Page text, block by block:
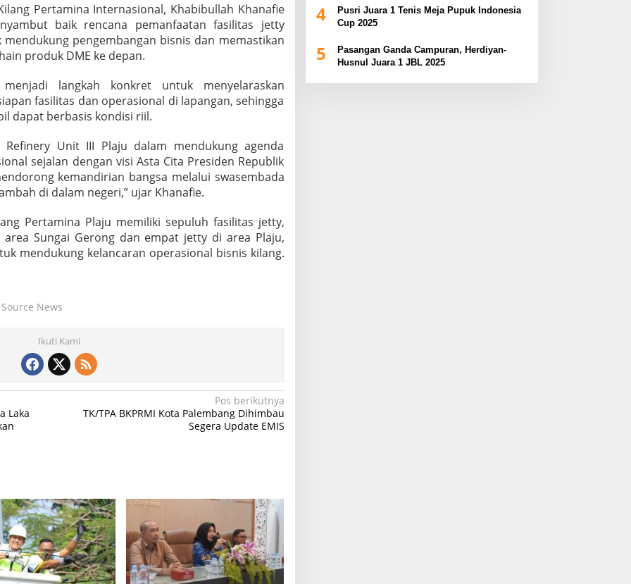
Pertamina Internasional, Khabibullah Khanafie
baik rencana pemanfaatan fasilitas jetty
pengembangan bisnis dan memastikan
produk DME ke depan.
langkah konkret untuk menyelaraskan
fasilitas dan operasional di lapangan, sehingga
dapat berbasis kondisi riil.
Refinery Unit III Plaju dalam mendukung agenda
sejalan dengan visi Asta Cita Presiden Republik
kemandirian bangsa melalui swasembada
di dalam negeri,” ujar Khanafie.
Pertamina Plaju memiliki sepuluh fasilitas jetty,
Sungai Gerong dan empat jetty di area Plaju,
mendukung kelancaran operasional bisnis kilang.
Source News
Ikuti Kami
Laka
Pos berikutnya
TK/TPA BKPRMI Kota Palembang Dihimbau
Segera Update EMIS
4
Pusri Juara 1 Tenis Meja Pupuk Indonesia
Cup 2025
5
Pasangan Ganda Campuran, Herdiyan-
Husnul Juara 1 JBL 2025